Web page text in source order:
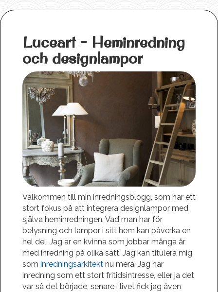
Luceart - Heminredning
och designlampor
Välkommen till min inredningsblogg, som har ett
stort fokus på att integrera designlampor med
själva heminredningen. Vad man har för
belysning och lampor i sitt hem kan påverka en
hel del. Jag är en kvinna som jobbar många år
med inredning på olika sätt. Jag kan titulera mig
som inredningsarkitekt nu mera. Jag har
inredning som ett stort fritidsintresse, eller ja det
var så det började, senare i livet fick jag även